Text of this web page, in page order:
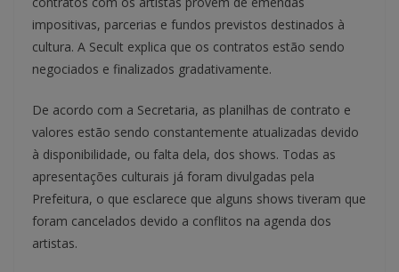
impositivas, parcerias e fundos previstos destinados à
cultura. A Secult explica que os contratos estão sendo
negociados e finalizados gradativamente.
De acordo com a Secretaria, as planilhas de contrato e
valores estão sendo constantemente atualizadas devido
à disponibilidade, ou falta dela, dos shows. Todas as
apresentações culturais já foram divulgadas pela
Prefeitura, o que esclarece que alguns shows tiveram que
foram cancelados devido a conflitos na agenda dos
artistas.